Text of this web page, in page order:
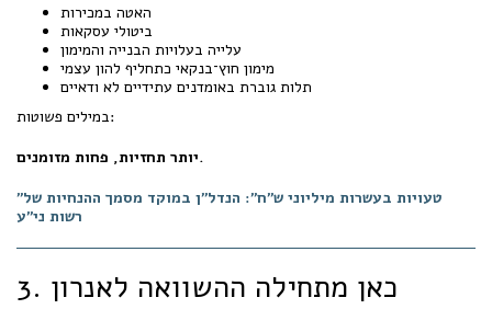
האטה במכירות
ביטולי עסקאות
עלייה בעלויות הבנייה והמימון
מימון חוץ־בנקאי כתחליף להון עצמי
תלות גוברת באומדנים עתידיים לא ודאיים
במילים פשוטות:
יותר תחזיות, פחות מזומנים.
"טעויות בעשרות מיליוני ש"ח": הנדל"ן במוקד מסמך ההנחיות של
רשות ני"ע
3. כאן מתחילה ההשוואה לאנרון